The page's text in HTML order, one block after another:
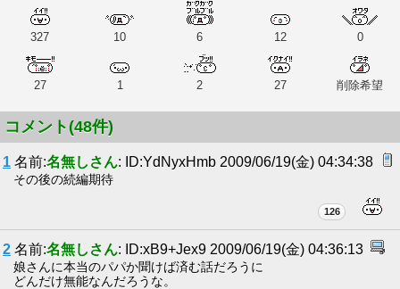
327 10 6 12 0
27 1 2 27 削除希望
コメント(48件)
1 名前:名無しさん: ID:YdNyxHmb 2009/06/19(金) 04:34:38
その後の続編期待
126
2 名前:名無しさん: ID:xB9+Jex9 2009/06/19(金) 04:36:13
娘さんに本当のパパか聞けば済む話だろうに
どんだけ無能なんだろうな。